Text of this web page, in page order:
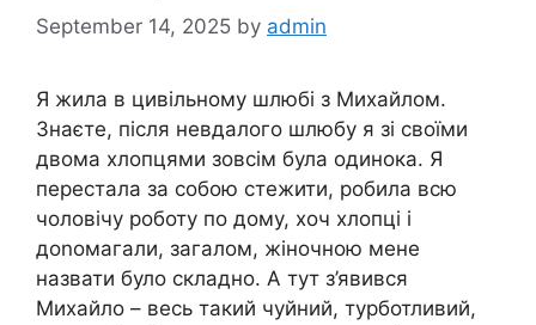
September 14, 2025 by admin
Я жила в цивільному шлюбі з Михайлом.
Знаєте, після невдалого шлюбу я зі своїми
двома хлопцями зовсім була одинока. Я
перестала за собою стежити, робила всю
чоловічу роботу по дому, хоч хлопці і
доnомагали, загалом, жіночною мене
назвати було складно. А тут з’явився
Михайло – весь такий чуйний, турботливий,